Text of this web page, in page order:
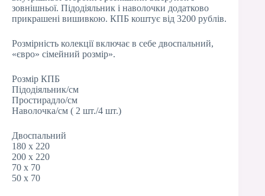
зовнішньої. Підодіяльник і наволочки додатково
прикрашені вишивкою. КПБ коштує від 3200 рублів.
Розмірність колекції включає в себе двоспальний,
«євро» сімейний розмір».
Розмір КПБ
Підодіяльник/см
Простирадло/см
Наволочка/см ( 2 шт./4 шт.)
Двоспальний
180 х 220
200 х 220
70 х 70
50 х 70